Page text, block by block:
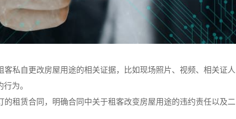
客私自更改房屋用途的相关证据，比如现场照片、视频、相关证人
为。
租赁合同，明确合同中关于租客改变房屋用途的违约责任以及二